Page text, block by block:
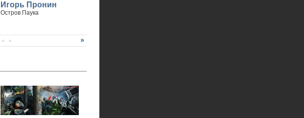
Игорь Пронин
Остров Паука